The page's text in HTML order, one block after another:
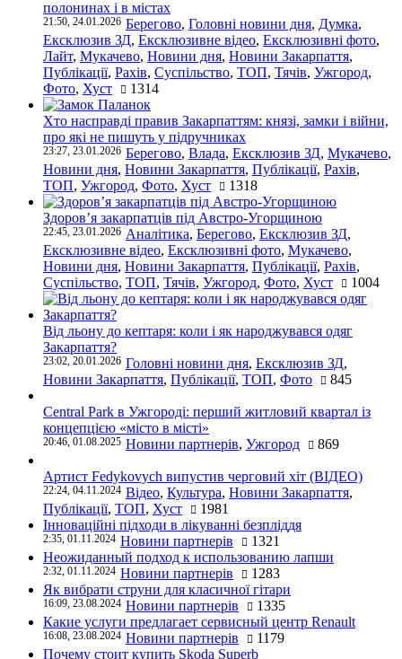
полонинах і в містах
21:50, 24.01.2026 Берегово, Головні новини дня, Думка,
Ексклюзив ЗД, Ексклюзивне відео, Ексклюзивні фото,
Лайт, Мукачево, Новини дня, Новини Закарпаття,
Публікації, Рахів, Суспільство, ТОП, Тячів, Ужгород,
Фото, Хуст 1314
Хто насправді правив Закарпаттям: князі, замки і війни,
про які не пишуть у підручниках
23:27, 23.01.2026 Берегово, Влада, Ексклюзив ЗД, Мукачево,
Новини дня, Новини Закарпаття, Публікації, Рахів,
ТОП, Ужгород, Фото, Хуст 1318
Здоров’я закарпатців під Австро-Угорщиною
22:45, 23.01.2026 Аналітика, Берегово, Ексклюзив ЗД,
Ексклюзивне відео, Ексклюзивні фото, Мукачево,
Новини дня, Новини Закарпаття, Публікації, Рахів,
Суспільство, ТОП, Тячів, Ужгород, Фото, Хуст 1004
Від льону до кептаря: коли і як народжувався одяг
Закарпаття?
23:02, 20.01.2026 Головні новини дня, Ексклюзив ЗД,
Новини Закарпаття, Публікації, ТОП, Фото 845
Central Park в Ужгороді: перший житловий квартал із
концепцією «місто в місті»
20:46, 01.08.2025 Новини партнерів, Ужгород 869
Артист Fedykovych випустив черговий хіт (ВІДЕО)
22:24, 04.11.2024 Відео, Культура, Новини Закарпаття,
Публікації, ТОП, Хуст
1981
Інноваційні підходи в лікуванні безпліддя
2:35, 01.11.2024 Новини партнерів
1321
Неожиданный подход к использованию лапши
2:32, 01.11.2024 Новини партнерів
1283
Як вибрати струни для класичної гітари
16:09, 23.08.2024 Новини партнерів
1335
Какие услуги предлагает сервисный центр Renault
16:08, 23.08.2024 Новини партнерів
1179
Почему стоит купить Skoda Superb